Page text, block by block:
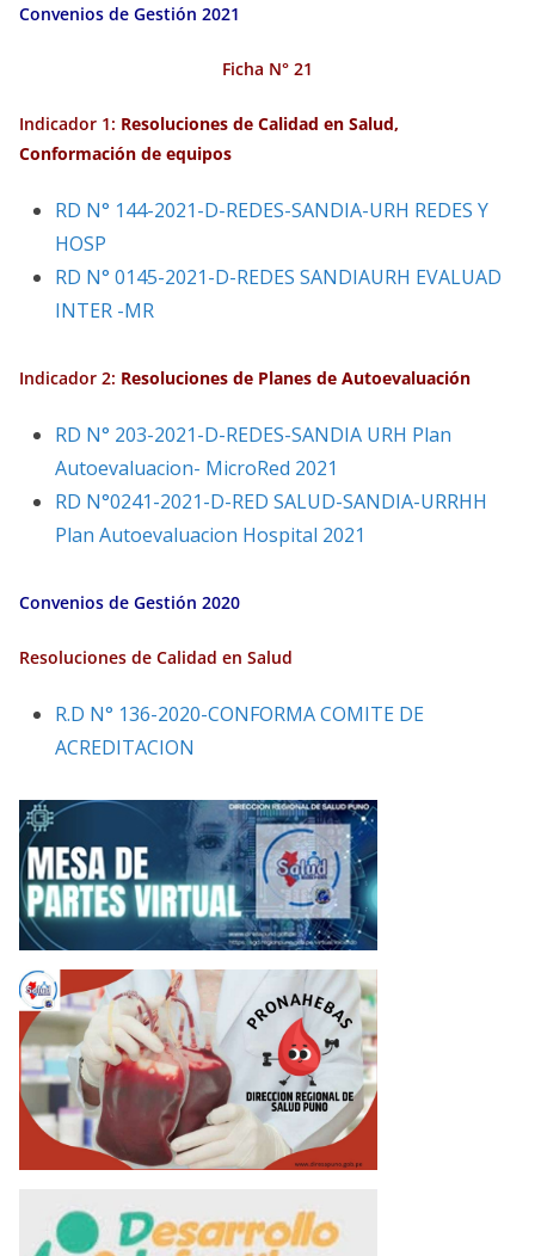
Convenios de Gestión 2021
Ficha N° 21
Indicador 1: Resoluciones de Calidad en Salud,
Conformación de equipos
RD N° 144-2021-D-REDES-SANDIA-URH REDES Y
HOSP
RD N° 0145-2021-D-REDES SANDIAURH EVALUAD
INTER -MR
Indicador 2: Resoluciones de Planes de Autoevaluación
RD N° 203-2021-D-REDES-SANDIA URH Plan
Autoevaluacion- MicroRed 2021
RD N°0241-2021-D-RED SALUD-SANDIA-URRHH
Plan Autoevaluacion Hospital 2021
Convenios de Gestión 2020
Resoluciones de Calidad en Salud
R.D N° 136-2020-CONFORMA COMITE DE
ACREDITACION